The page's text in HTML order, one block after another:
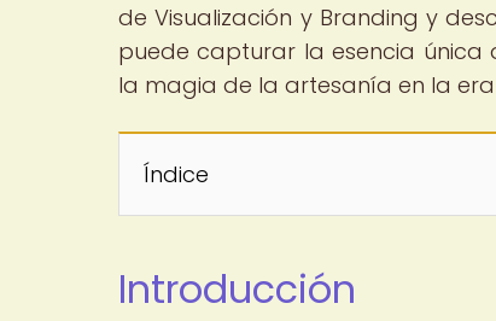
de Visualización y Branding y
puede capturar la esencia única
la magia de la artesanía en la
Índice
Introducción